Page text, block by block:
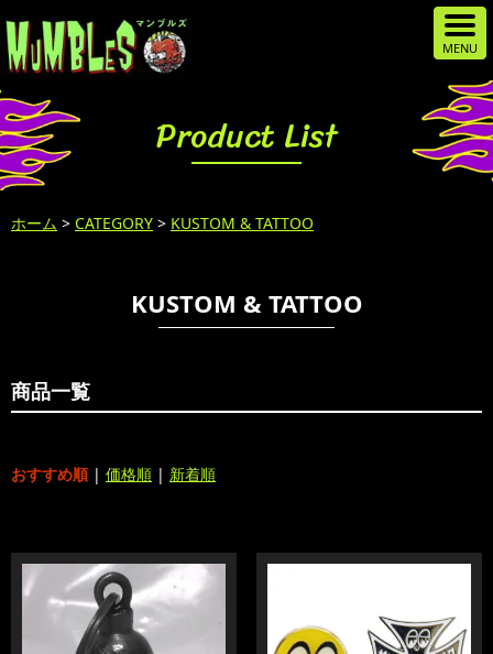
Product List
ホーム > CATEGORY > KUSTOM & TATTOO
KUSTOM & TATTOO
商品一覧
おすすめ順 | 価格順 | 新着順